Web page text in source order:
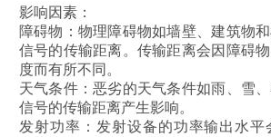
影响因素：
障碍物：物理障碍物如墙壁、建筑物
信号的传输距离。传输距离会因障碍
度而有所不同。
天气条件：恶劣的天气条件如雨、雪
信号的传输距离产生影响。
发射功率：发射设备的功率输出水平